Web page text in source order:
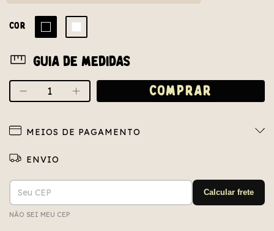
COR
Guia de medidas
MEIOS DE PAGAMENTO
Entregas para o CEP:
ALTERAR CEP
Calcular frete
NÃO SEI MEU CEP